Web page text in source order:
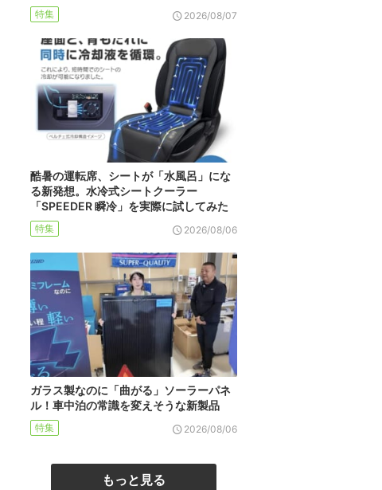
特集 2026/08/07
酷暑の運転席、シートが「水風呂」にな
る新発想。水冷式シートクーラー
「SPEEDER 瞬冷」を実際に試してみた
特集 2026/08/06
ガラス製なのに「曲がる」ソーラーパネ
ル！車中泊の常識を変えそうな新製品
特集 2026/08/06
もっと見る